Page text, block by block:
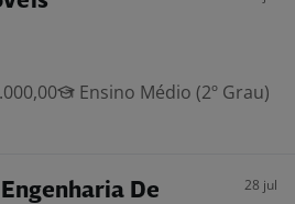
Ensino Médio (2º Grau)
De
28 jul